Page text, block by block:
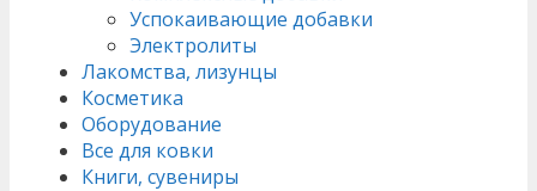
Успокаивающие добавки
Электролиты
Лакомства, лизунцы
Косметика
Оборудование
Все для ковки
Книги, сувениры